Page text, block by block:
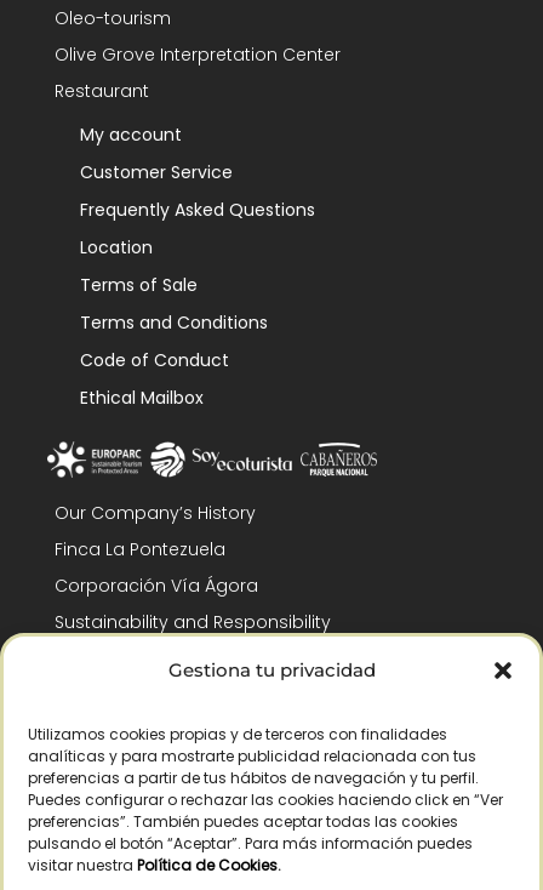
Gestiona tu privacidad
Utilizamos cookies propias y de terceros con finalidades
analíticas y para mostrarte publicidad relacionada con tus
preferencias a partir de tus hábitos de navegación y tu perfil.
Puedes configurar o rechazar las cookies haciendo click en “Ver
preferencias”. También puedes aceptar todas las cookies
pulsando el botón “Aceptar”. Para más información puedes
visitar nuestra Política de Cookies.
Oleo-tourism
Olive Grove Interpretation Center
Restaurant
My account
Customer Service
Frequently Asked Questions
Location
Terms of Sale
Terms and Conditions
Code of Conduct
Ethical Mailbox
Our Company’s History
Finca La Pontezuela
Corporación Vía Ágora
Sustainability and Responsibility
CSR and Fundación Gómez-Pintado
Recognitions